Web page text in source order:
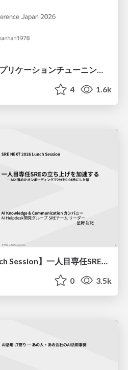
Laravelで学ぶ Webアプリケーションチューニング入門/web_application_tuning_101
4 1.6k
0 3.5k